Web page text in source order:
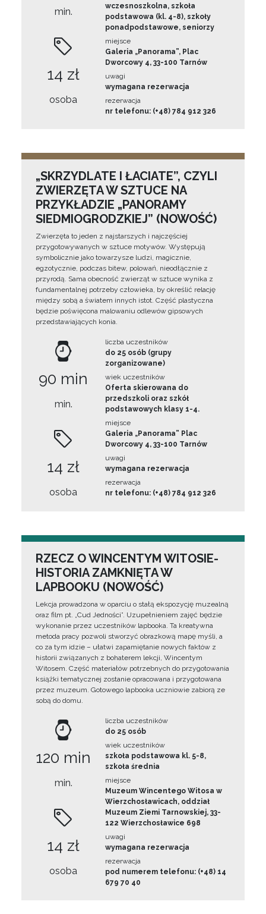
min.
14 zł
osoba
wczesnoszkolna, szkoła
podstawowa (kl. 4-8), szkoły
ponadpodstawowe, seniorzy
miejsce
Galeria „Panorama”, Plac
Dworcowy 4, 33-100 Tarnów
uwagi
wymagana rezerwacja
rezerwacja
nr telefonu: (+48) 784 912 326
„SKRZYDLATE I ŁACIATE”, CZYLI
ZWIERZĘTA W SZTUCE NA
PRZYKŁADZIE „PANORAMY
SIEDMIOGRODZKIEJ” (NOWOŚĆ)
Zwierzęta to jeden z najstarszych i najczęściej
przygotowywanych w sztuce motywów. Występują
symbolicznie jako towarzysze ludzi, magicznie,
egzotycznie, podczas bitew, polowań, nieodłącznie z
przyrodą. Sama obecność zwierząt w sztuce wynika z
fundamentalnej potrzeby człowieka, by określić relację
między sobą a światem innych istot. Część plastyczna
będzie poświęcona malowaniu odlewów gipsowych
przedstawiających konia.
90 min
min.
14 zł
osoba
liczba uczestników
do 25 osób (grupy
zorganizowane)
wiek uczestników
Oferta skierowana do
przedszkoli oraz szkół
podstawowych klasy 1-4.
miejsce
Galeria „Panorama” Plac
Dworcowy 4, 33-100 Tarnów
uwagi
wymagana rezerwacja
rezerwacja
nr telefonu: (+48) 784 912 326
RZECZ O WINCENTYM WITOSIE-
HISTORIA ZAMKNIĘTA W
LAPBOOKU (NOWOŚĆ)
Lekcja prowadzona w oparciu o stałą ekspozycję muzealną
oraz film pt. „Cud Jedności”. Uzupełnieniem zajęć będzie
wykonanie przez uczestników lapbooka. Ta kreatywna
metoda pracy pozwoli stworzyć obrazkową mapę myśli, a
co za tym idzie – ułatwi zapamiętanie nowych faktów z
historii związanych z bohaterem lekcji, Wincentym
Witosem. Część materiałów potrzebnych do przygotowania
książki tematycznej zostanie opracowana i przygotowana
przez muzeum. Gotowego lapbooka uczniowie zabiorą ze
sobą do domu.
120 min
min.
14 zł
osoba
liczba uczestników
do 25 osób
wiek uczestników
szkoła podstawowa kl. 5-8,
szkoła średnia
miejsce
Muzeum Wincentego Witosa w
Wierzchosławicach, oddział
Muzeum Ziemi Tarnowskiej, 33-
122 Wierzchosławice 698
uwagi
wymagana rezerwacja
rezerwacja
pod numerem telefonu: (+48) 14
679 70 40